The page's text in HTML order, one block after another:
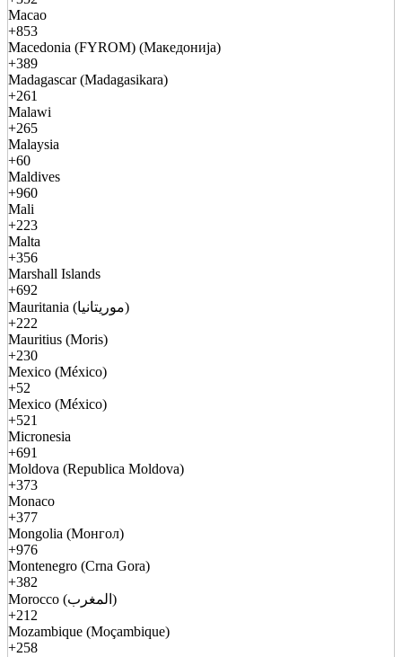
Macao
+853
Macedonia (FYROM) (Македонија)
+389
Madagascar (Madagasikara)
+261
Malawi
+265
Malaysia
+60
Maldives
+960
Mali
+223
Malta
+356
Marshall Islands
+692
Mauritania (موريتانيا)
+222
Mauritius (Moris)
+230
Mexico (México)
+52
Mexico (México)
+521
Micronesia
+691
Moldova (Republica Moldova)
+373
Monaco
+377
Mongolia (Монгол)
+976
Montenegro (Crna Gora)
+382
Morocco (المغرب)
+212
Mozambique (Moçambique)
+258